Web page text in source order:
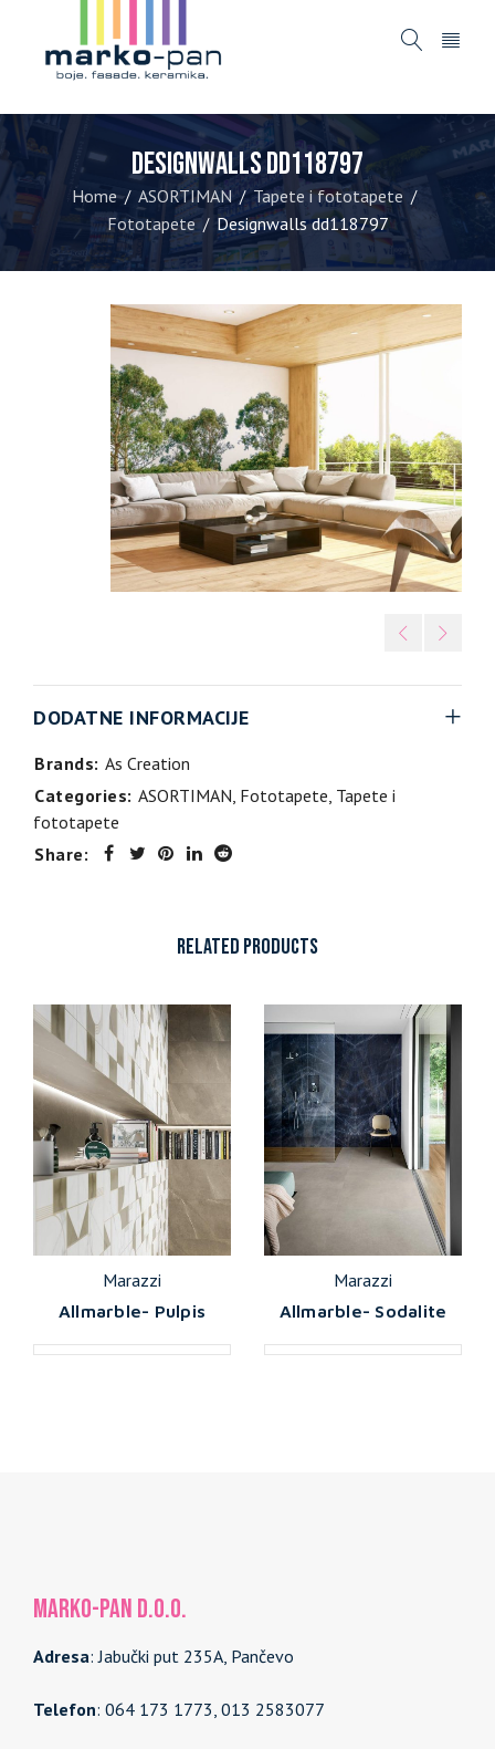
Designwalls dd118797
Home / ASORTIMAN / Tapete i fototapete /
Fototapete / Designwalls dd118797
DODATNE INFORMACIJE
Brands: As Creation
Categories: ASORTIMAN, Fototapete, Tapete i
fototapete
Share:
RELATED PRODUCTS
Marazzi
Allmarble- Pulpis
Marazzi
Allmarble- Sodalite
MARKO-PAN d.o.o.
Adresa: Jabučki put 235A, Pančevo
Telefon: 064 173 1773, 013 2583077